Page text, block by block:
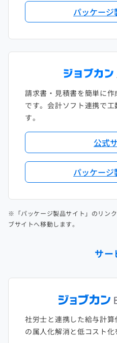
パッケージ
請求書・見積書を簡単に
です。会計ソフト連携で
す。
公式
パッケージ
※「パッケージ製品サイト」のリン
ブサイトへ移動します。
サー
社労士と連携した給与計
の属人化解消と低コスト化